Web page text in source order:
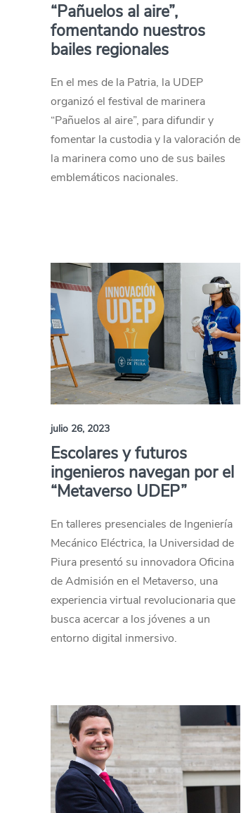
“Pañuelos al aire”,
fomentando nuestros
bailes regionales
En el mes de la Patria, la UDEP
organizó el festival de marinera
“Pañuelos al aire”, para difundir y
fomentar la custodia y la valoración de
la marinera como uno de sus bailes
emblemáticos nacionales.
julio 26, 2023
Escolares y futuros
ingenieros navegan por el
“Metaverso UDEP”
En talleres presenciales de Ingeniería
Mecánico Eléctrica, la Universidad de
Piura presentó su innovadora Oficina
de Admisión en el Metaverso, una
experiencia virtual revolucionaria que
busca acercar a los jóvenes a un
entorno digital inmersivo.